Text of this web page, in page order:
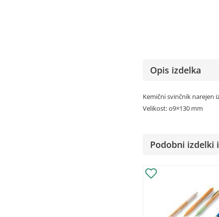
Opis izdelka
Kemični svinčnik narejen
Velikost: o9×130 mm
Podobni izdelki